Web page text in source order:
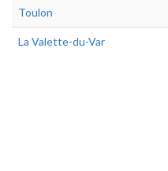
Toulon
La Valette-du-Var